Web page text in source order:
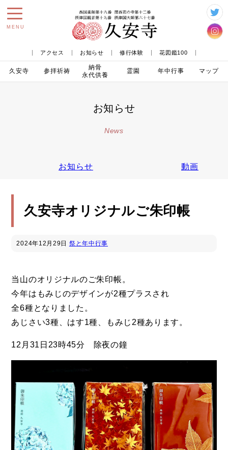
toggle
navigation
MENU
アクセス お知らせ 修行体験 花図鑑100
久安寺 参拝祈祷
納骨
永代供養
霊園 年中行事 マップ
お知らせ
News
お知らせ 動画
久安寺オリジナルご朱印帳
2024年12月29日 祭と年中行事
当山のオリジナルのご朱印帳。
今年はもみじのデザインが2種プラスされ
全6種となりました。
あじさい3種、はす1種、もみじ2種あります。
12月31日23時45分 除夜の鐘